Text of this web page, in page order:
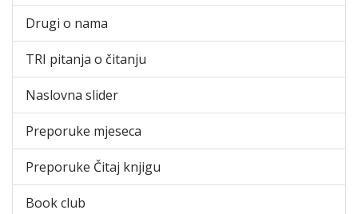
Drugi o nama
TRI pitanja o čitanju
Naslovna slider
Preporuke mjeseca
Preporuke Čitaj knjigu
Book club